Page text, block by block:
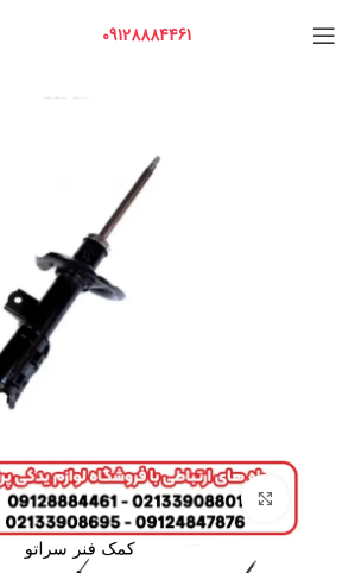
09128884461
برای بزرگنمایی کلیک کنید